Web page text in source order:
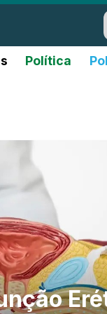
Política